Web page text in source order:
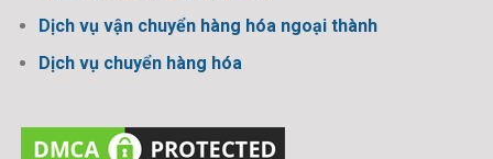
Dịch vụ vận chuyển hàng hóa ngoại thành
Dịch vụ chuyển hàng hóa